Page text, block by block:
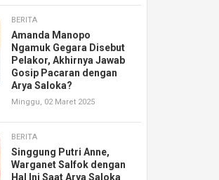
BERITA
Amanda Manopo
Ngamuk Gegara Disebut
Pelakor, Akhirnya Jawab
Gosip Pacaran dengan
Arya Saloka?
Minggu, 02 Maret 2025
BERITA
Singgung Putri Anne,
Warganet Salfok dengan
Hal Ini Saat Arya Saloka